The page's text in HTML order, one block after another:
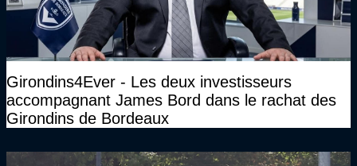
Girondins4Ever - Les deux investisseurs
accompagnant James Bord dans le rachat des
Girondins de Bordeaux